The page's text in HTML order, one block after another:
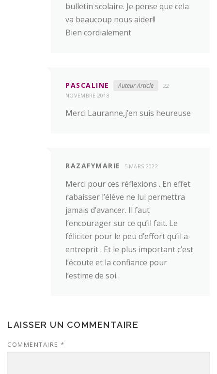
bulletin scolaire. Je pense que cela
va beaucoup nous aider!!
Bien cordialement
PASCALINE Auteur Article
22
NOVEMBRE 2018
Merci Lauranne,j’en suis heureuse
RAZAFYMARIE 5 MARS 2022
Merci pour ces réflexions . En effet
rabaisser l’élève ne lui permettra
jamais d’avancer. Il faut
l’encourager sur ce qu’il fait. Le
féliciter pour le peu d’effort qu’il a
entreprit . Et le plus important c’est
l’écoute et la confiance pour
l’estime de soi.
LAISSER UN COMMENTAIRE
COMMENTAIRE *